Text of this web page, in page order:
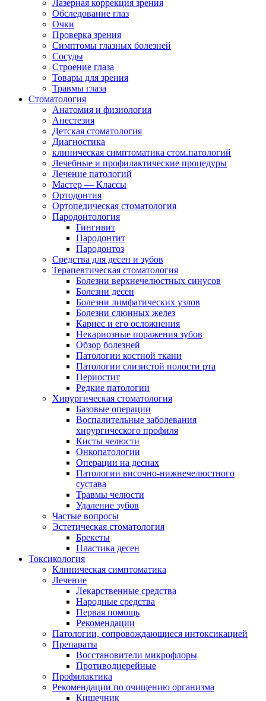
Лазерная коррекция зрения
Обследование глаз
Очки
Проверка зрения
Симптомы глазных болезней
Сосуды
Строение глаза
Товары для зрения
Травмы глаза
Стоматология
Анатомия и физиология
Анестезия
Детская стоматология
Диагностика
клиническая симптоматика стом.патологий
Лечебные и профилактические процедуры
Лечение патологий
Мастер — Классы
Ортодонтия
Ортопедическая стоматология
Пародонтология
Гингивит
Пародонтит
Пародонтоз
Средства для десен и зубов
Терапевтическая стоматология
Болезни верхнечелюстных синусов
Болезни десен
Болезни лимфатических узлов
Болезни слюнных желез
Кариес и его осложнения
Некариозные поражения зубов
Обзор болезней
Патологии костной ткани
Патологии слизистой полости рта
Периостит
Редкие патологии
Хирургическая стоматология
Базовые операции
Воспалительные заболевания
хирургического профиля
Кисты челюсти
Онкопатологии
Операции на деснах
Патологии височно-нижнечелюстного
сустава
Травмы челюсти
Удаление зубов
Частые вопросы
Эстетическая стоматология
Брекеты
Пластика десен
Токсикология
Клиническая симптоматика
Лечение
Лекарственные средства
Народные средства
Первая помощь
Рекомендации
Патологии, сопровождающиеся интоксикацией
Препараты
Восстановители микрофлоры
Противодиерейные
Профилактика
Рекомендации по очищению организма
Кишечник